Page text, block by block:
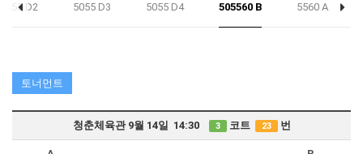
5055 D2 5055 D3 5055 D4 505560 B 5560 A
토너먼트
청춘체육관 9월 14일 14:30 3 코트 23 번